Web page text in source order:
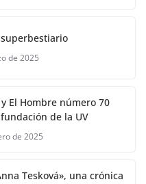
de 2025
El Hombre número 70
de la UV
de 2025
Tesková», una crónica